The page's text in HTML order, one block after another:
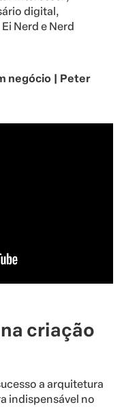
digital,
Nerd e Nerd
negócio | Peter
criação
a arquitetura
indispensável no